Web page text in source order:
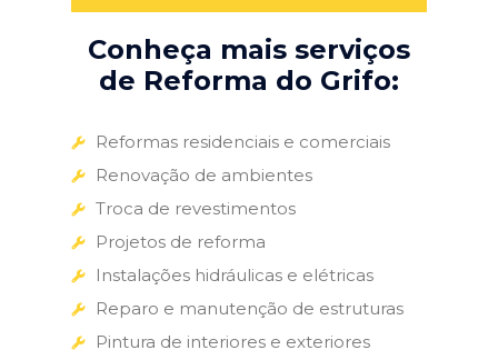
Conheça mais serviços
de Reforma do Grifo:
Reformas residenciais e comerciais
Renovação de ambientes
Troca de revestimentos
Projetos de reforma
Instalações hidráulicas e elétricas
Reparo e manutenção de estruturas
Pintura de interiores e exteriores